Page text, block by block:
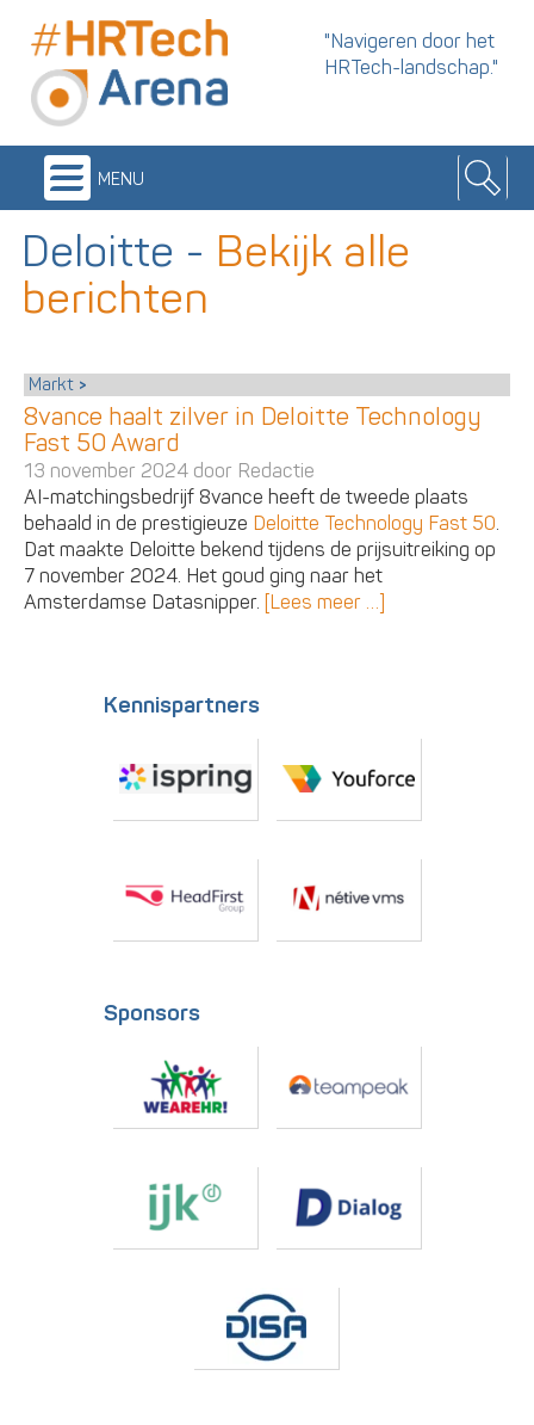
"Navigeren door het
HRTech-landschap."
menu
Deloitte - Bekijk alle
berichten
Markt
8vance haalt zilver in Deloitte Technology
Fast 50 Award
13 november 2024 door Redactie
AI-matchingsbedrijf 8vance heeft de tweede plaats
behaald in de prestigieuze Deloitte Technology Fast 50.
Dat maakte Deloitte bekend tijdens de prijsuitreiking op
7 november 2024. Het goud ging naar het
Amsterdamse Datasnipper. [Lees meer …]
Kennispartners
Sponsors